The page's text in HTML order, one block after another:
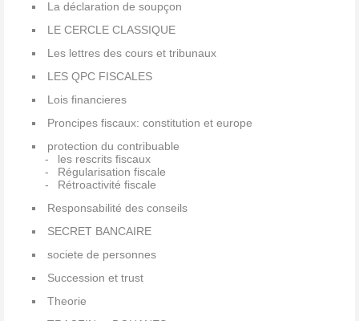
La déclaration de soupçon
LE CERCLE CLASSIQUE
Les lettres des cours et tribunaux
LES QPC FISCALES
Lois financieres
Proncipes fiscaux: constitution et europe
protection du contribuable
les rescrits fiscaux
Régularisation fiscale
Rétroactivité fiscale
Responsabilité des conseils
SECRET BANCAIRE
societe de personnes
Succession et trust
Theorie